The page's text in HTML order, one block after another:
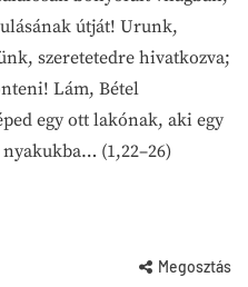
útját! Urunk,
szeretetedre hivatkozva;
Lám, Bétel
egy ott lakónak, aki egy
(1,22–26)
Megosztás